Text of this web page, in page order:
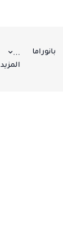
بانوراما
...
المزيد